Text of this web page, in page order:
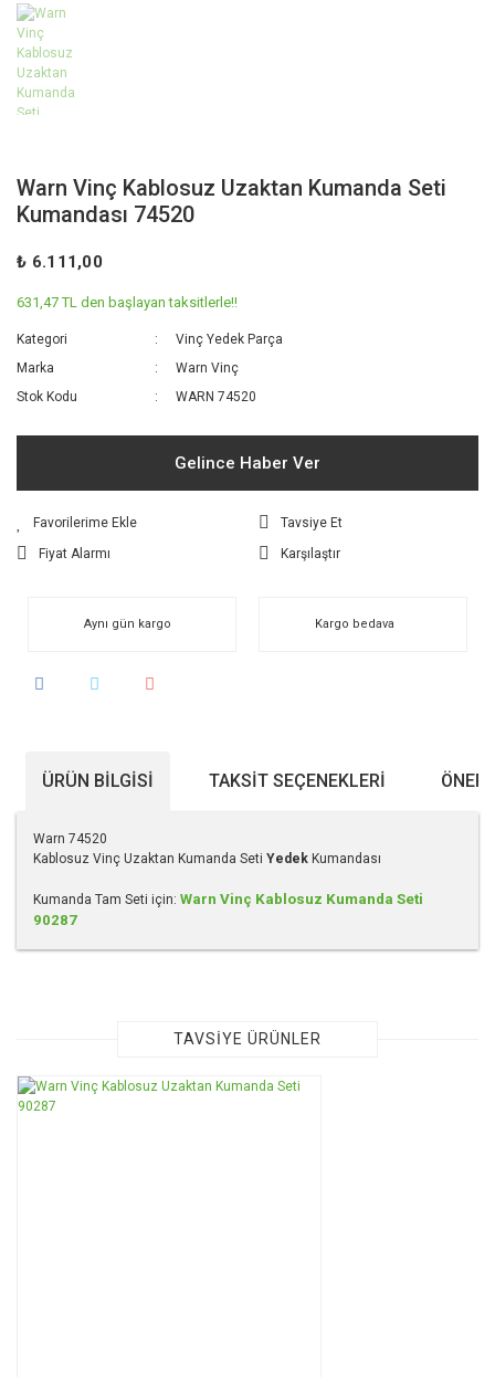
Warn Vinç Kablosuz Uzaktan Kumanda Seti
Kumandası 74520
₺ 6.111,00
631,47 TL den başlayan taksitlerle!!
Kategori
Vinç Yedek Parça
Marka
Warn Vinç
Stok Kodu
WARN 74520
Gelince Haber Ver
Tavsiye Et
Fiyat Alarmı
Karşılaştır
Aynı gün kargo Kargo bedava
ÜRÜN BILGISI TAKSIT SEÇENEKLERI
Warn 74520
Kablosuz Vinç Uzaktan Kumanda Seti Yedek Kumandası
Kumanda Tam Seti için: Warn Vinç Kablosuz Kumanda Seti
90287
Görüş ve önerileriniz için teşekkür ederiz.
Ürün resmi kalitesiz, bozuk veya görüntülenemiyor.
TAVSİYE ÜRÜNLER